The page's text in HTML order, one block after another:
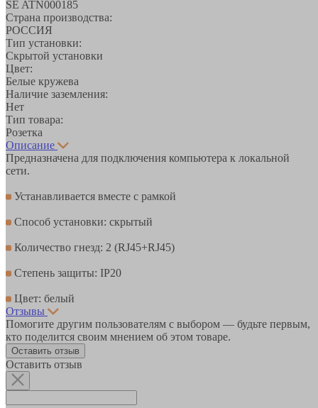
SE ATN000185
Страна производства:
РОССИЯ
Тип установки:
Скрытой установки
Цвет:
Белые кружева
Наличие заземления:
Нет
Тип товара:
Розетка
Описание
Предназначена для подключения компьютера к локальной
сети.
Устанавливается вместе с рамкой
Способ установки: скрытый
Количество гнезд: 2 (RJ45+RJ45)
Степень защиты: IP20
Цвет: белый
Отзывы
Помогите другим пользователям с выбором — будьте первым,
кто поделится своим мнением об этом товаре.
Оставить отзыв
Оставить отзыв